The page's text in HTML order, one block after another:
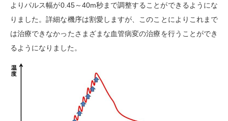
よりパルス幅が0.45～40m秒まで調整することができるようにな
りました。詳細な機序は割愛しますが、このことによりこれまで
は治療できなかったさまざまな血管病変の治療を行うことができ
るようになりました。